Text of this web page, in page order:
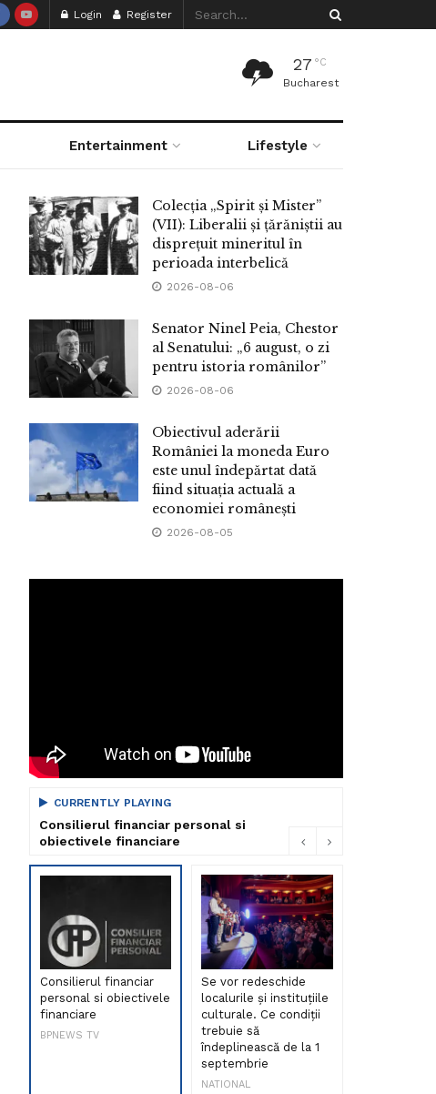
Login Register
27 °C
Bucharest
Entertainment Lifestyle
Colecția „Spirit și Mister”
(VII): Liberalii și țărăniștii au
disprețuit mineritul în
perioada interbelică
2026-08-06
Senator Ninel Peia, Chestor
al Senatului: „6 august, o zi
pentru istoria românilor”
2026-08-06
Obiectivul aderării
României la moneda Euro
este unul îndepărtat dată
fiind situația actuală a
economiei românești
2026-08-05
CURRENTLY PLAYING
Consilierul financiar personal si
obiectivele financiare
Consilierul financiar
personal si obiectivele
financiare
BPNEWS TV
Se vor redeschide
localurile și instituțiile
culturale. Ce condiții
trebuie să
îndeplinească de la 1
septembrie
NATIONAL